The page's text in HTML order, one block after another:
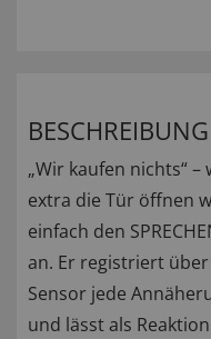
BESCHREIBUNG
„Wir kaufen nichts“
extra die Tür öffnen
einfach den
an. Er registriert
Sensor jede
und lässt als